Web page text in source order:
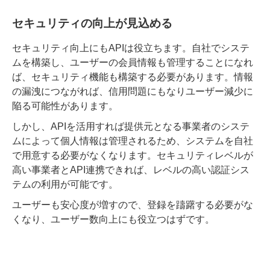
セキュリティの向上が見込める
セキュリティ向上にもAPIは役立ちます。自社でシステ
ムを構築し、ユーザーの会員情報も管理することになれ
ば、セキュリティ機能も構築する必要があります。情報
の漏洩につながれば、信用問題にもなりユーザー減少に
陥る可能性があります。
しかし、APIを活用すれば提供元となる事業者のシステ
ムによって個人情報は管理されるため、システムを自社
で用意する必要がなくなります。セキュリティレベルが
高い事業者とAPI連携できれば、レベルの高い認証シス
テムの利用が可能です。
ユーザーも安心度が増すので、登録を躊躇する必要がな
くなり、ユーザー数向上にも役立つはずです。